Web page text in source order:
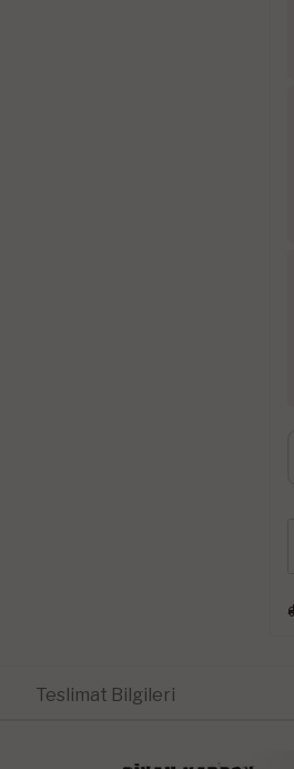
Teslimat Bilgileri